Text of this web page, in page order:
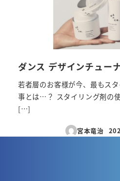
ダンス デザインチュー
若者層のお客様が今、最もス
事とは…？ スタイリング剤の
[…]
宮本竜治
投